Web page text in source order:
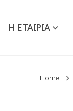
Η ΕΤΑΙΡΙΑ
Home